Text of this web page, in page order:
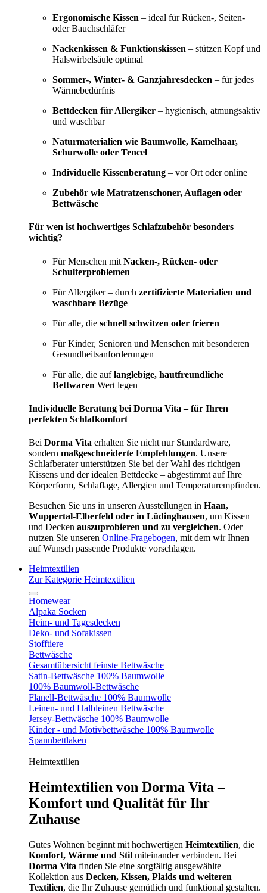
Ergonomische Kissen – ideal für Rücken-, Seiten-
oder Bauchschläfer
Nackenkissen & Funktionskissen – stützen Kopf und
Halswirbelsäule optimal
Sommer-, Winter- & Ganzjahresdecken – für jedes
Wärmebedürfnis
Bettdecken für Allergiker – hygienisch, atmungsaktiv
und waschbar
Naturmaterialien wie Baumwolle, Kamelhaar,
Schurwolle oder Tencel
Individuelle Kissenberatung – vor Ort oder online
Zubehör wie Matratzenschoner, Auflagen oder
Bettwäsche
Für wen ist hochwertiges Schlafzubehör besonders
wichtig?
Für Menschen mit Nacken-, Rücken- oder
Schulterproblemen
Für Allergiker – durch zertifizierte Materialien und
waschbare Bezüge
Für alle, die schnell schwitzen oder frieren
Für Kinder, Senioren und Menschen mit besonderen
Gesundheitsanforderungen
Für alle, die auflanglebige, hautfreundliche
Bettwaren Wert legen
Individuelle Beratung bei Dorma Vita – für Ihren
perfekten Schlafkomfort
Bei Dorma Vita erhalten Sie nicht nur Standardware,
sondern maßgeschneiderte Empfehlungen. Unsere
Schlafberater unterstützen Sie bei der Wahl des richtigen
Kissens und der idealen Bettdecke – abgestimmt auf Ihre
Körperform, Schlaflage, Allergien und Temperaturempfinden.
Besuchen Sie uns in unseren Ausstellungen in Haan,
Wuppertal-Elberfeld oder in Lüdinghausen, um Kissen
und Decken auszuprobieren und zu vergleichen. Oder
nutzen Sie unseren Online-Fragebogen, mit dem wir Ihnen
auf Wunsch passende Produkte vorschlagen.
Heimtextilien
Zur Kategorie Heimtextilien
Homewear
Alpaka Socken
Heim- und Tagesdecken
Deko- und Sofakissen
Stofftiere
Bettwäsche
Gesamtübersicht feinste Bettwäsche
Satin-Bettwäsche 100% Baumwolle
100% Baumwoll-Bettwäsche
Flanell-Bettwäsche 100% Baumwolle
Leinen- und Halbleinen Bettwäsche
Jersey-Bettwäsche 100% Baumwolle
Kinder - und Motivbettwäsche 100% Baumwolle
Spannbettlaken
Heimtextilien
Heimtextilien von Dorma Vita –
Komfort und Qualität für Ihr
Zuhause
Gutes Wohnen beginnt mit hochwertigen Heimtextilien, die
Komfort, Wärme und Stil miteinander verbinden. Bei
Dorma Vita finden Sie eine sorgfältig ausgewählte
Kollektion aus Decken, Kissen, Plaids und weiteren
Textilien, die Ihr Zuhause gemütlich und funktional gestalten.